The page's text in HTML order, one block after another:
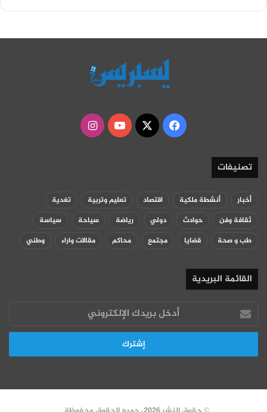
فيسبوك
‫X
‫YouTubeانستقرام
تصنيفات
أخبار أنشطة ملكية اقتصاد تعليم وتربية
تغدية
ثقافة وفن
حوادث دولي رياضة سياحة
سياسة
طب و صحة
قضايا مجتمع محاكم مقالات واراء وطني
القائمة البريدية
أدخل
بريدك
الإلكتروني